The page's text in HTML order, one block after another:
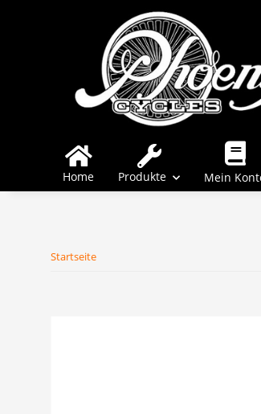
Home Produkte Mein
Startseite